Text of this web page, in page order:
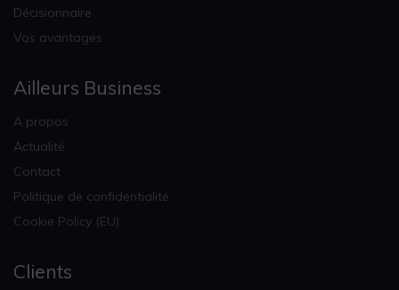
Décisionnaire
Vos avantages
Ailleurs Business
A propos
Actualité
Contact
Politique de confidentialité
Cookie Policy (EU)
Clients